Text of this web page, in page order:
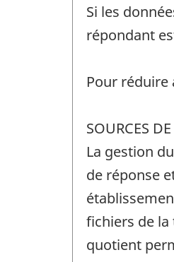
Si les
répondant
Pour réduire
SOURCES
La gestion
de réponse
fichiers de
quotient